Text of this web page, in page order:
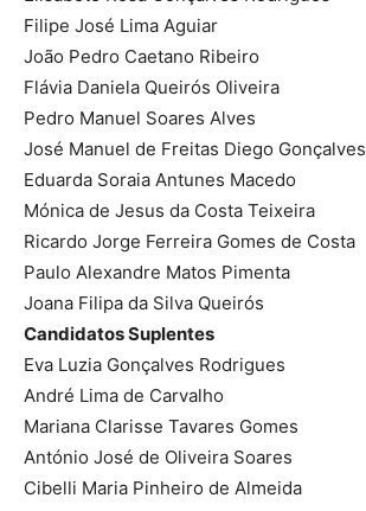
Filipe José Lima Aguiar
João Pedro Caetano Ribeiro
Flávia Daniela Queirós Oliveira
Pedro Manuel Soares Alves
José Manuel de Freitas Diego Gonçalves
Eduarda Soraia Antunes Macedo
Mónica de Jesus da Costa Teixeira
Ricardo Jorge Ferreira Gomes de Costa
Paulo Alexandre Matos Pimenta
Joana Filipa da Silva Queirós
Candidatos Suplentes
Eva Luzia Gonçalves Rodrigues
André Lima de Carvalho
Mariana Clarisse Tavares Gomes
António José de Oliveira Soares
Cibelli Maria Pinheiro de Almeida